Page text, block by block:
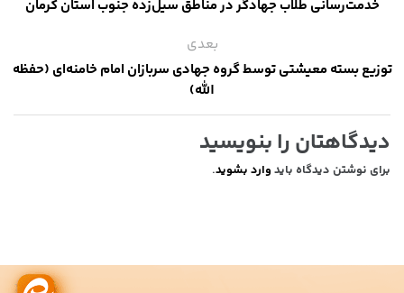
خدمت‌رسانی طلاب جهادگر در مناطق سیل‌زده جنوب استان کرمان
بعدی
توزیع بسته معیشتی توسط گروه جهادی سربازان امام خامنه‌ای (حفظه
الله)
دیدگاهتان را بنویسید
برای نوشتن دیدگاه باید وارد بشوید.